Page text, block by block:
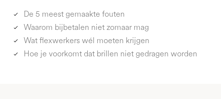
De 5 meest gemaakte fouten
Waarom bijbetalen niet zomaar mag
Wat flexwerkers wél moeten krijgen
Hoe je voorkomt dat brillen niet gedragen worden